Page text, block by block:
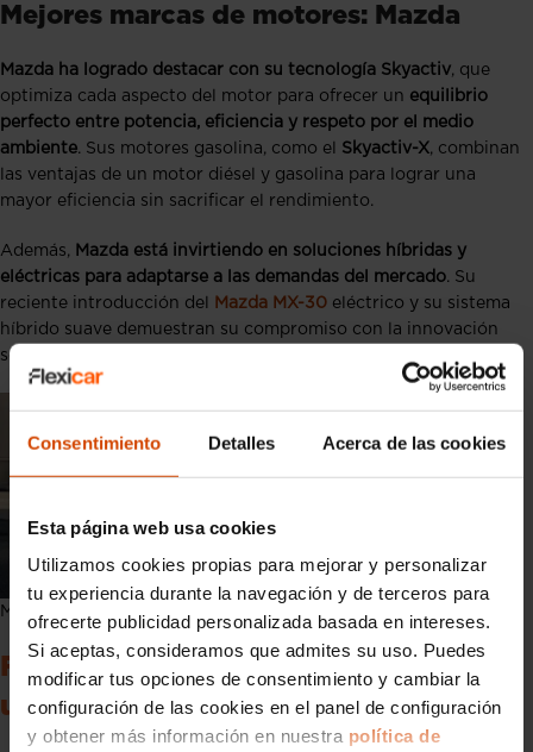
Consentimiento Detalles Acerca de las cookies
Esta página web usa cookies
Utilizamos cookies propias para mejorar y personalizar
tu experiencia durante la navegación y de terceros para
ofrecerte publicidad personalizada basada en intereses.
Si aceptas, consideramos que admites su uso. Puedes
modificar tus opciones de consentimiento y cambiar la
configuración de las cookies en el panel de configuración
y obtener más información en nuestra política de
Mejores marcas de motores: Mazda
Mazda ha logrado destacar con su tecnología Skyactiv, que
optimiza cada aspecto del motor para ofrecer un equilibrio
perfecto entre potencia, eficiencia y respeto por el medio
ambiente. Sus motores gasolina, como el Skyactiv-X, combinan
las ventajas de un motor diésel y gasolina para lograr una
mayor eficiencia sin sacrificar el rendimiento.
Además, Mazda está invirtiendo en soluciones híbridas y
eléctricas para adaptarse a las demandas del mercado. Su
reciente introducción del
Mazda MX-30 eléctrico y su sistema
híbrido suave demuestran su compromiso con la innovación
sostenible.
Mejores marcas de motores: Mazda
Factores a tener en cuenta al elegir
una marca de motor